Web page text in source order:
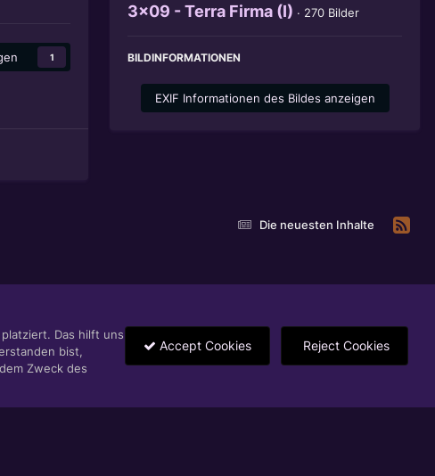
1
3x09 - Terra Firma (I) · 270 Bilder
BILDINFORMATIONEN
EXIF Informationen des Bildes anzeigen
Die neuesten Inhalte
Das hilft uns
bist,
Zweck des
Accept Cookies Reject Cookies